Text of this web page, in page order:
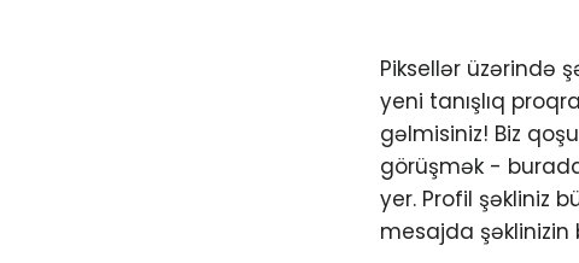
Piksellər üzərində
yeni tanışlıq
gəlmisiniz! Biz
görüşmək -
yer. Profil şəkliniz
mesajda şəklinizin